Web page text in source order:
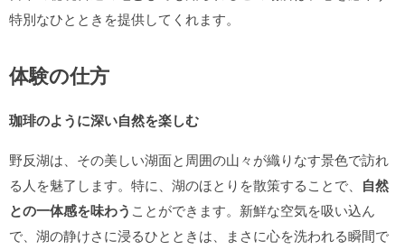
特別なひとときを提供してくれます。
体験の仕方
珈琲のように深い自然を楽しむ
野反湖は、その美しい湖面と周囲の山々が織りなす景色で訪れ
る人を魅了します。特に、湖のほとりを散策することで、 自然
との一体感を味わう ことができます。新鮮な空気を吸い込ん
で、湖の静けさに浸るひとときは、まさに心を洗われる瞬間で